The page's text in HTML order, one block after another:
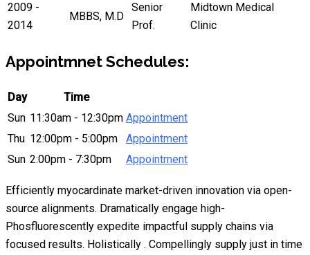
2009 -
2014
MBBS, M.D
Senior
Prof.
Midtown Medical
Clinic
Appointmnet Schedules:
Day
Time
Sun 11:30am - 12:30pm Appointment
Thu 12:00pm - 5:00pm
Appointment
Sun 2:00pm - 7:30pm Appointment
Efficiently myocardinate market-driven innovation via open-
source alignments. Dramatically engage high-
Phosfluorescently expedite impactful supply chains via
focused results. Holistically . Compellingly supply just in time